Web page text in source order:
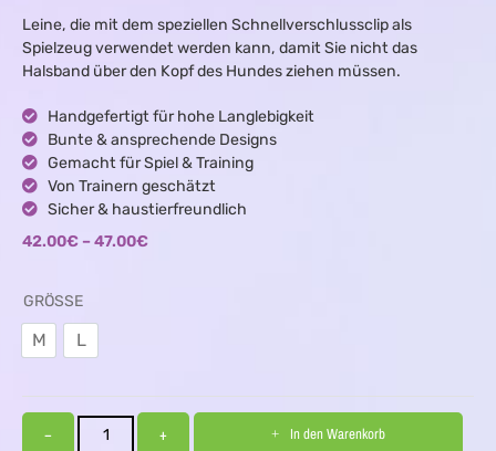
Leine, die mit dem speziellen Schnellverschlussclip als
Spielzeug verwendet werden kann, damit Sie nicht das
Halsband über den Kopf des Hundes ziehen müssen.
Handgefertigt für hohe Langlebigkeit
Bunte & ansprechende Designs
Gemacht für Spiel & Training
Von Trainern geschätzt
Sicher & haustierfreundlich
42.00€ –47.00€
GRÖSSE
M
M
L
L
− + In den Warenkorb